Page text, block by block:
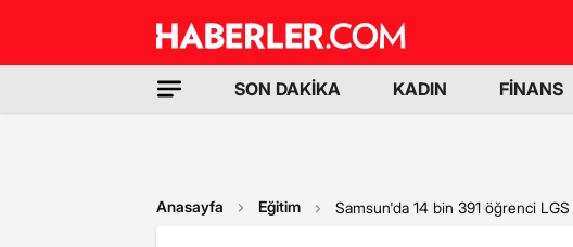
SON DAKİKA KADIN FİNANS
Anasayfa Eğitim Samsun'da 14 bin 391 öğrenci LGS